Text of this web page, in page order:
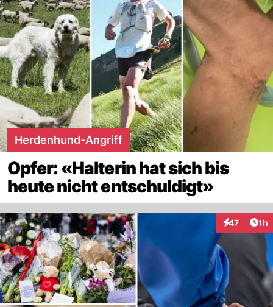
Herdenhund-Angriff
Opfer: «Halterin hat sich bis
heute nicht entschuldigt»
47 1h